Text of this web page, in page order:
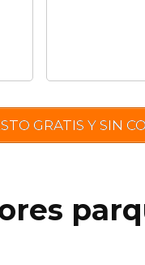
GRATIS Y SIN